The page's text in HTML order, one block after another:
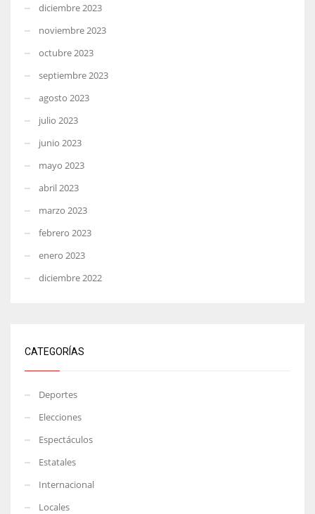
diciembre 2023
noviembre 2023
octubre 2023
septiembre 2023
agosto 2023
julio 2023
junio 2023
mayo 2023
abril 2023
marzo 2023
febrero 2023
enero 2023
diciembre 2022
CATEGORÍAS
Deportes
Elecciones
Espectáculos
Estatales
Internacional
Locales